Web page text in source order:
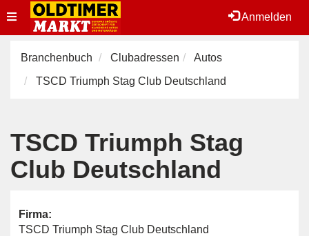
Anmelden
Toggle
navigation
Branchenbuch Clubadressen
Autos
TSCD Triumph Stag Club Deutschland
TSCD Triumph Stag
Club Deutschland
Firma:
TSCD Triumph Stag Club Deutschland